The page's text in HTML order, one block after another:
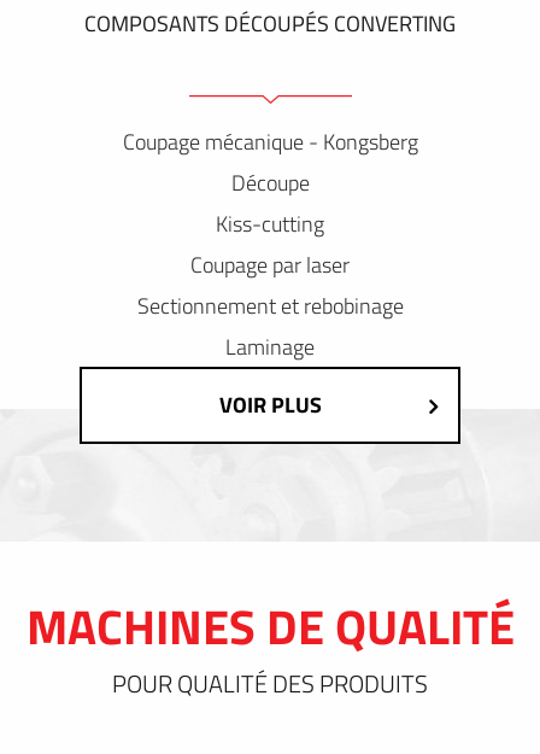
COMPOSANTS DÉCOUPÉS CONVERTING
Coupage mécanique - Kongsberg
Découpe
Kiss-cutting
Coupage par laser
Sectionnement et rebobinage
Laminage
VOIR PLUS
MACHINES DE QUALITÉ
POUR QUALITÉ DES PRODUITS